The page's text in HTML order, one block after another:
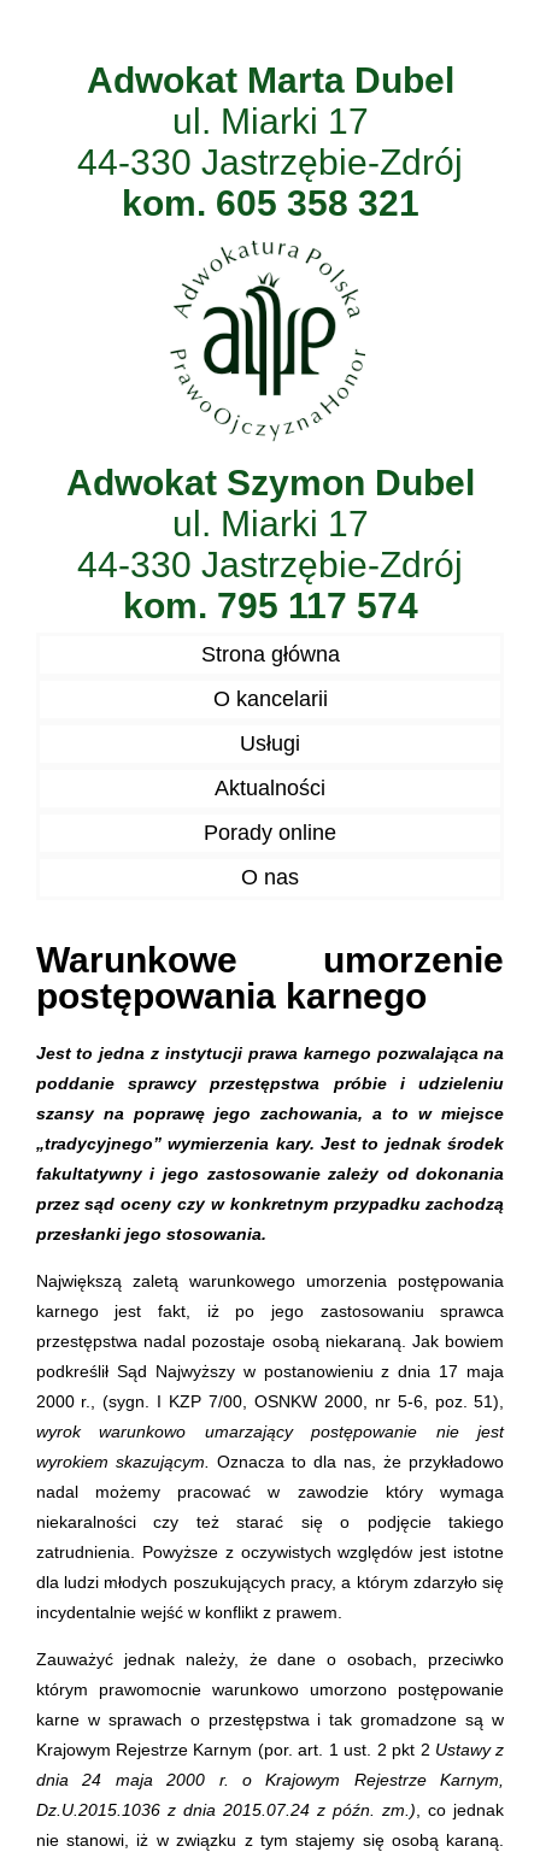
Adwokat Marta Dubel
ul. Miarki 17
44-330 Jastrzębie-Zdrój
kom. 605 358 321
Adwokat Szymon Dubel
ul. Miarki 17
44-330 Jastrzębie-Zdrój
kom. 795 117 574
Strona główna
O kancelarii
Usługi
Aktualności
Porady online
O nas
Warunkowe umorzenie
postępowania karnego
Jest to jedna z instytucji prawa karnego pozwalająca na
poddanie sprawcy przestępstwa próbie i udzieleniu
szansy na poprawę jego zachowania, a to w miejsce
„tradycyjnego” wymierzenia kary. Jest to jednak środek
fakultatywny i jego zastosowanie zależy od dokonania
przez sąd oceny czy w konkretnym przypadku zachodzą
przesłanki jego stosowania.
Największą zaletą warunkowego umorzenia postępowania
karnego jest fakt, iż po jego zastosowaniu sprawca
przestępstwa nadal pozostaje osobą niekaraną. Jak bowiem
podkreślił Sąd Najwyższy w postanowieniu z dnia 17 maja
2000 r., (sygn. I KZP 7/00, OSNKW 2000, nr 5-6, poz. 51),
wyrok warunkowo umarzający postępowanie nie jest
wyrokiem skazującym. Oznacza to dla nas, że przykładowo
nadal możemy pracować w zawodzie który wymaga
niekaralności czy też starać się o podjęcie takiego
zatrudnienia. Powyższe z oczywistych względów jest istotne
dla ludzi młodych poszukujących pracy, a którym zdarzyło się
incydentalnie wejść w konflikt z prawem.
Zauważyć jednak należy, że dane o osobach, przeciwko
którym prawomocnie warunkowo umorzono postępowanie
karne w sprawach o przestępstwa i tak gromadzone są w
Krajowym Rejestrze Karnym (por. art. 1 ust. 2 pkt 2 Ustawy z
dnia 24 maja 2000 r. o Krajowym Rejestrze Karnym,
Dz.U.2015.1036 z dnia 2015.07.24 z późn. zm.) , co jednak
nie stanowi, iż w związku z tym stajemy się osobą karaną.